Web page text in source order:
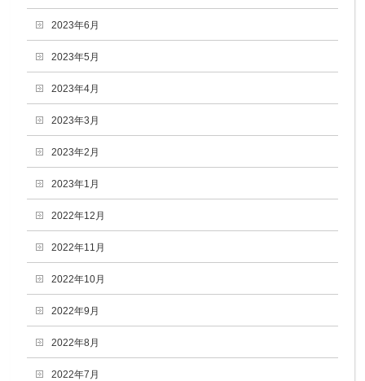
2023年6月
2023年5月
2023年4月
2023年3月
2023年2月
2023年1月
2022年12月
2022年11月
2022年10月
2022年9月
2022年8月
2022年7月